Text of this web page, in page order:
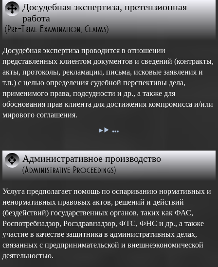
Досудебная экспертиза, претензионная
работа
(Pre-Trial Examination, Claims)
Досудебная экспертиза проводится в отношении
представленных клиентом документов и сведений (контракты,
акты, протоколы, рекламации, письма, исковые заявления и
т.п.) с целью определения судебной перспективы дела,
применимого права, подсудности и др., а также для
обоснования прав клиента для достижения компромисса и/или
мирового соглашения.
Административное производство
(Administrative Proceedings)
Услуга предполагает помощь по оспариванию нормативных и
ненормативных правовых актов, решений и действий
(бездействий) государственных органов, таких как ФАС,
Роспотребнадзор, Росздравнадзор, ФТС, ФНС и др., а также
участие в качестве защитника в административных делах,
связанных с предпринимательской и внешнеэкономической
деятельностью.